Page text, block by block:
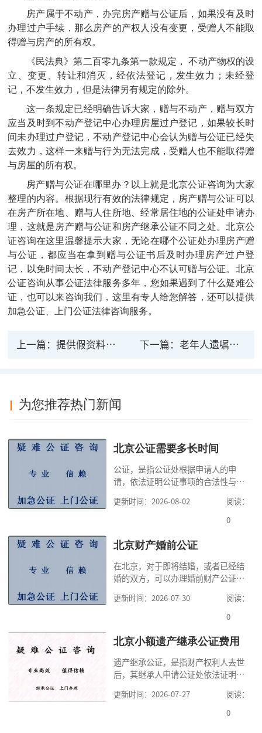
房产属于不动产，办完房产赠与公证后，如果没有及时
办理过户手续，那么房产的产权人没有变更，受赠人不能取
得赠与房产的所有权。
《民法典》第二百零九条第一款规定，
不动产物权的设
立、变更、转让和消灭，经依法登记，发生效力；未经登
记，不发生效力，但是法律另有规定的除外。
这一条规定已经明确告诉大家，赠与不动产，赠与双方
应当及时到不动产登记中心办理房屋过户登记，如果较长时
间未办理过户登记，不动产登记中心会认为赠与公证已经失
去效力，这样一来赠与行为无法完成，受赠人也不能取得赠
与房屋的所有权。
房产赠与公证在哪里办？以上就是北京公证咨询为大家
整理的内容。根据现行有效的法律规定，房产赠与公证可以
在房产所在地、赠与人住所地、经常居住地的公证处申请办
理，这就是房产赠与公证和房产继承公证不同之处。北京公
证咨询在这里温馨提示大家，无论在哪个公证处办理房产赠
与公证，都应当在拿到赠与公证书后及时办理房产过户登
记，以免时间太长，不动产登记中心不认可赠与公证。北京
公证咨询从事公证法律服务多年，您如果遇到了什么疑难公
证，也可以来咨询我们，这里有专人给您解答，还可以提供
加急公证、上门公证法律咨询服务。
上一篇：提供假资料公证法律责任 下一篇： 老年人遗嘱公证流程及费用
为您推荐热门新闻
北京公证需要多长时间
公证，是指公证处根据申请人的申
请，依法证明公证事项的合法性与真
高公证事项的效力，固定证据，但是
很多人不知道在北京办理公证需要多
家，办理公证的时候除了需要按照公
道北京公证需要什么材料,北京公证需
要多少钱？北京公
更新时间：2026-08-02
阅读：
0
北京财产婚前公证
在北京，对于即将结婚，或者已经结
婚的双方，可以办理婚前财产公证，
式，可以避免个人财产引发的纠纷，
但是，在北京办理婚前财产公证，除
料外，公证咨询告诉大家，我们有必
京婚前财产公证机构？了解这些不仅
有利于我们根
更新时间：2026-07-30
阅读：
0
北京小额遗产继承公证费用
遗产继承公证，是指财产权利人去世
后，其继承人申请公证处依法证明继
的证明活动。通过公证，继承人可以
拿着享有继承权的公证书办理遗产过
更新时间：2026-07-27
阅读：
0